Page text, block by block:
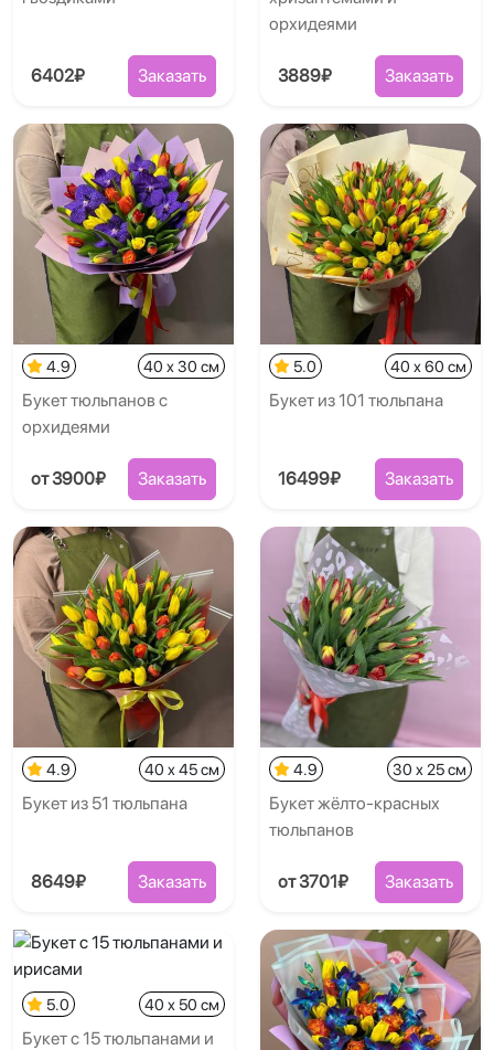
6402₽ Заказать
орхидеями
3889₽ Заказать
4.9 40 x 30 см
Букет тюльпанов с
орхидеями
от 3900₽ Заказать
5.0 40 x 60 см
Букет из 101 тюльпана
16499₽ Заказать
4.9 40 x 45 см
Букет из 51 тюльпана
8649₽ Заказать
4.9 30 x 25 см
Букет жёлто-красных
тюльпанов
от 3701₽ Заказать
5.0 40 x 50 см
Букет с 15 тюльпанами и